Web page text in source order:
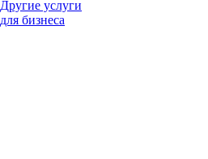
Другие услуги
для бизнеса